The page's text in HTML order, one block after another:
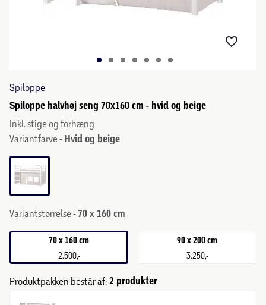
Spiloppe
Spiloppe halvhøj seng 70x160 cm - hvid og beige
Inkl. stige og forhæng
Variantfarve - Hvid og beige
Variantstørrelse -70 x 160 cm
70 x 160 cm
2.500,-
90 x 200 cm
3.250,-
Produktpakken består af: 2 produkter